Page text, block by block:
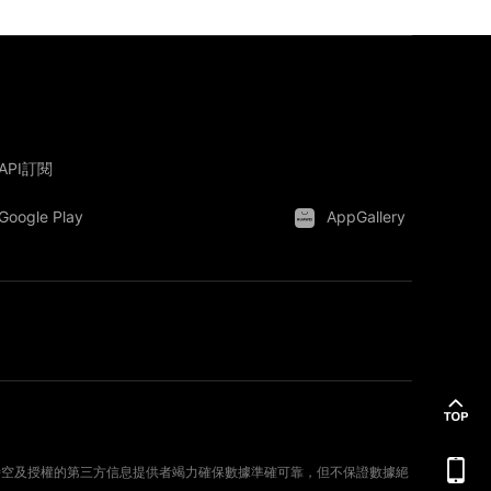
訂閱
Play AppGallery
及授權的第三方信息提供者竭力確保數據準確可靠，但不保證數據絕